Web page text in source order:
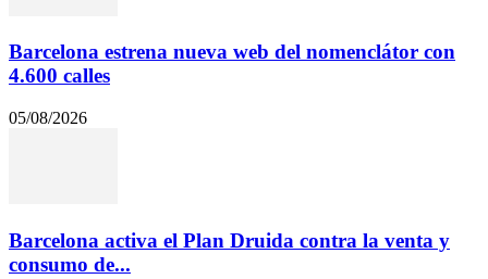
Barcelona estrena nueva web del nomenclátor con
4.600 calles
05/08/2026
Barcelona activa el Plan Druida contra la venta y
consumo de...